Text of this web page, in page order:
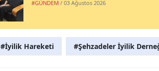
#GÜNDEM / 03 Ağustos 2026
#İyilik Hareketi #Şehzadeler İyilik